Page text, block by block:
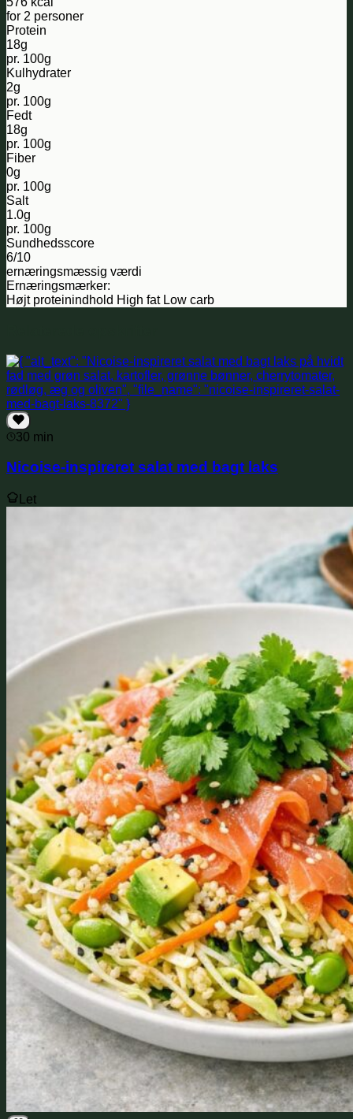
for 2 personer
Protein
18g
pr. 100g
Kulhydrater
2g
pr. 100g
Fedt
18g
pr. 100g
Fiber
0g
pr. 100g
Salt
1.0g
pr. 100g
Sundhedsscore
6/10
ernæringsmæssig værdi
Ernæringsmærker:
Højt proteinindhold High fat Low carb
30 min
Nicoise-inspireret salat med bagt laks
Let